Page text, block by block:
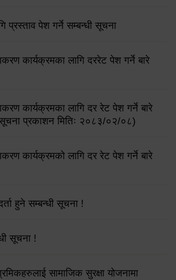
प्रस्ताव पेश गर्ने सम्बन्धी सूचना
कार्यक्रमका लागि दररेट पेश गर्ने बारे
कार्यक्रमका लागि दर रेट पेश गर्ने बारे
प्रकाशन मितिः २०८३/०२/०८)
कार्यक्रमको लागि दर रेट पेश गर्ने बारे
हुने सम्बन्धी सूचना !
सूचना !
सामाजिक सुरक्षा योजनामा